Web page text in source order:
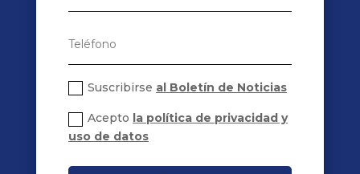
Suscribirse al Boletín de Noticias
Acepto la política de privacidad y
uso de datos